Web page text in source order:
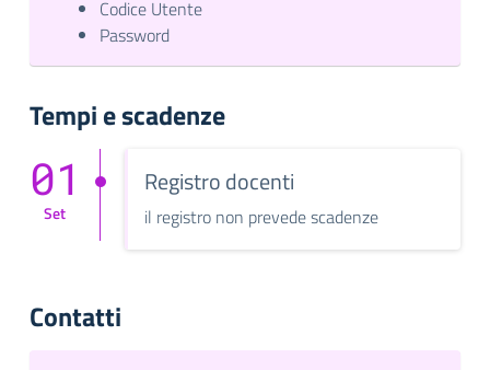
Codice Utente
Password
Tempi e scadenze
01
Set
Registro docenti
il registro non prevede scadenze
Contatti